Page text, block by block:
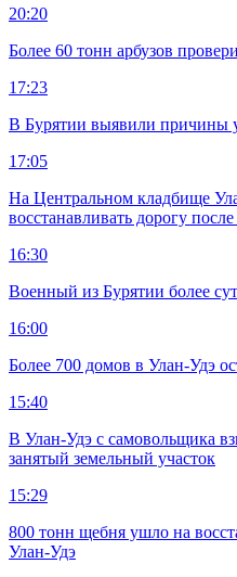
20:20
Более 60 тонн арбузов
17:23
В Бурятии выявили причины
17:05
На Центральном кладбище
восстанавливать дорогу
16:30
Военный из Бурятии более
16:00
Более 700 домов в Улан-Удэ
15:40
В Улан-Удэ с самовольщика
занятый земельный участок
15:29
800 тонн щебня ушло на
Улан-Удэ